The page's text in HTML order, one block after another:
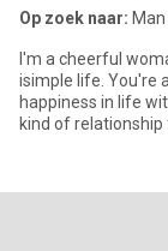
Op zoek naar:
I'm a cheerful
isimple life. You're
happiness in life
kind of